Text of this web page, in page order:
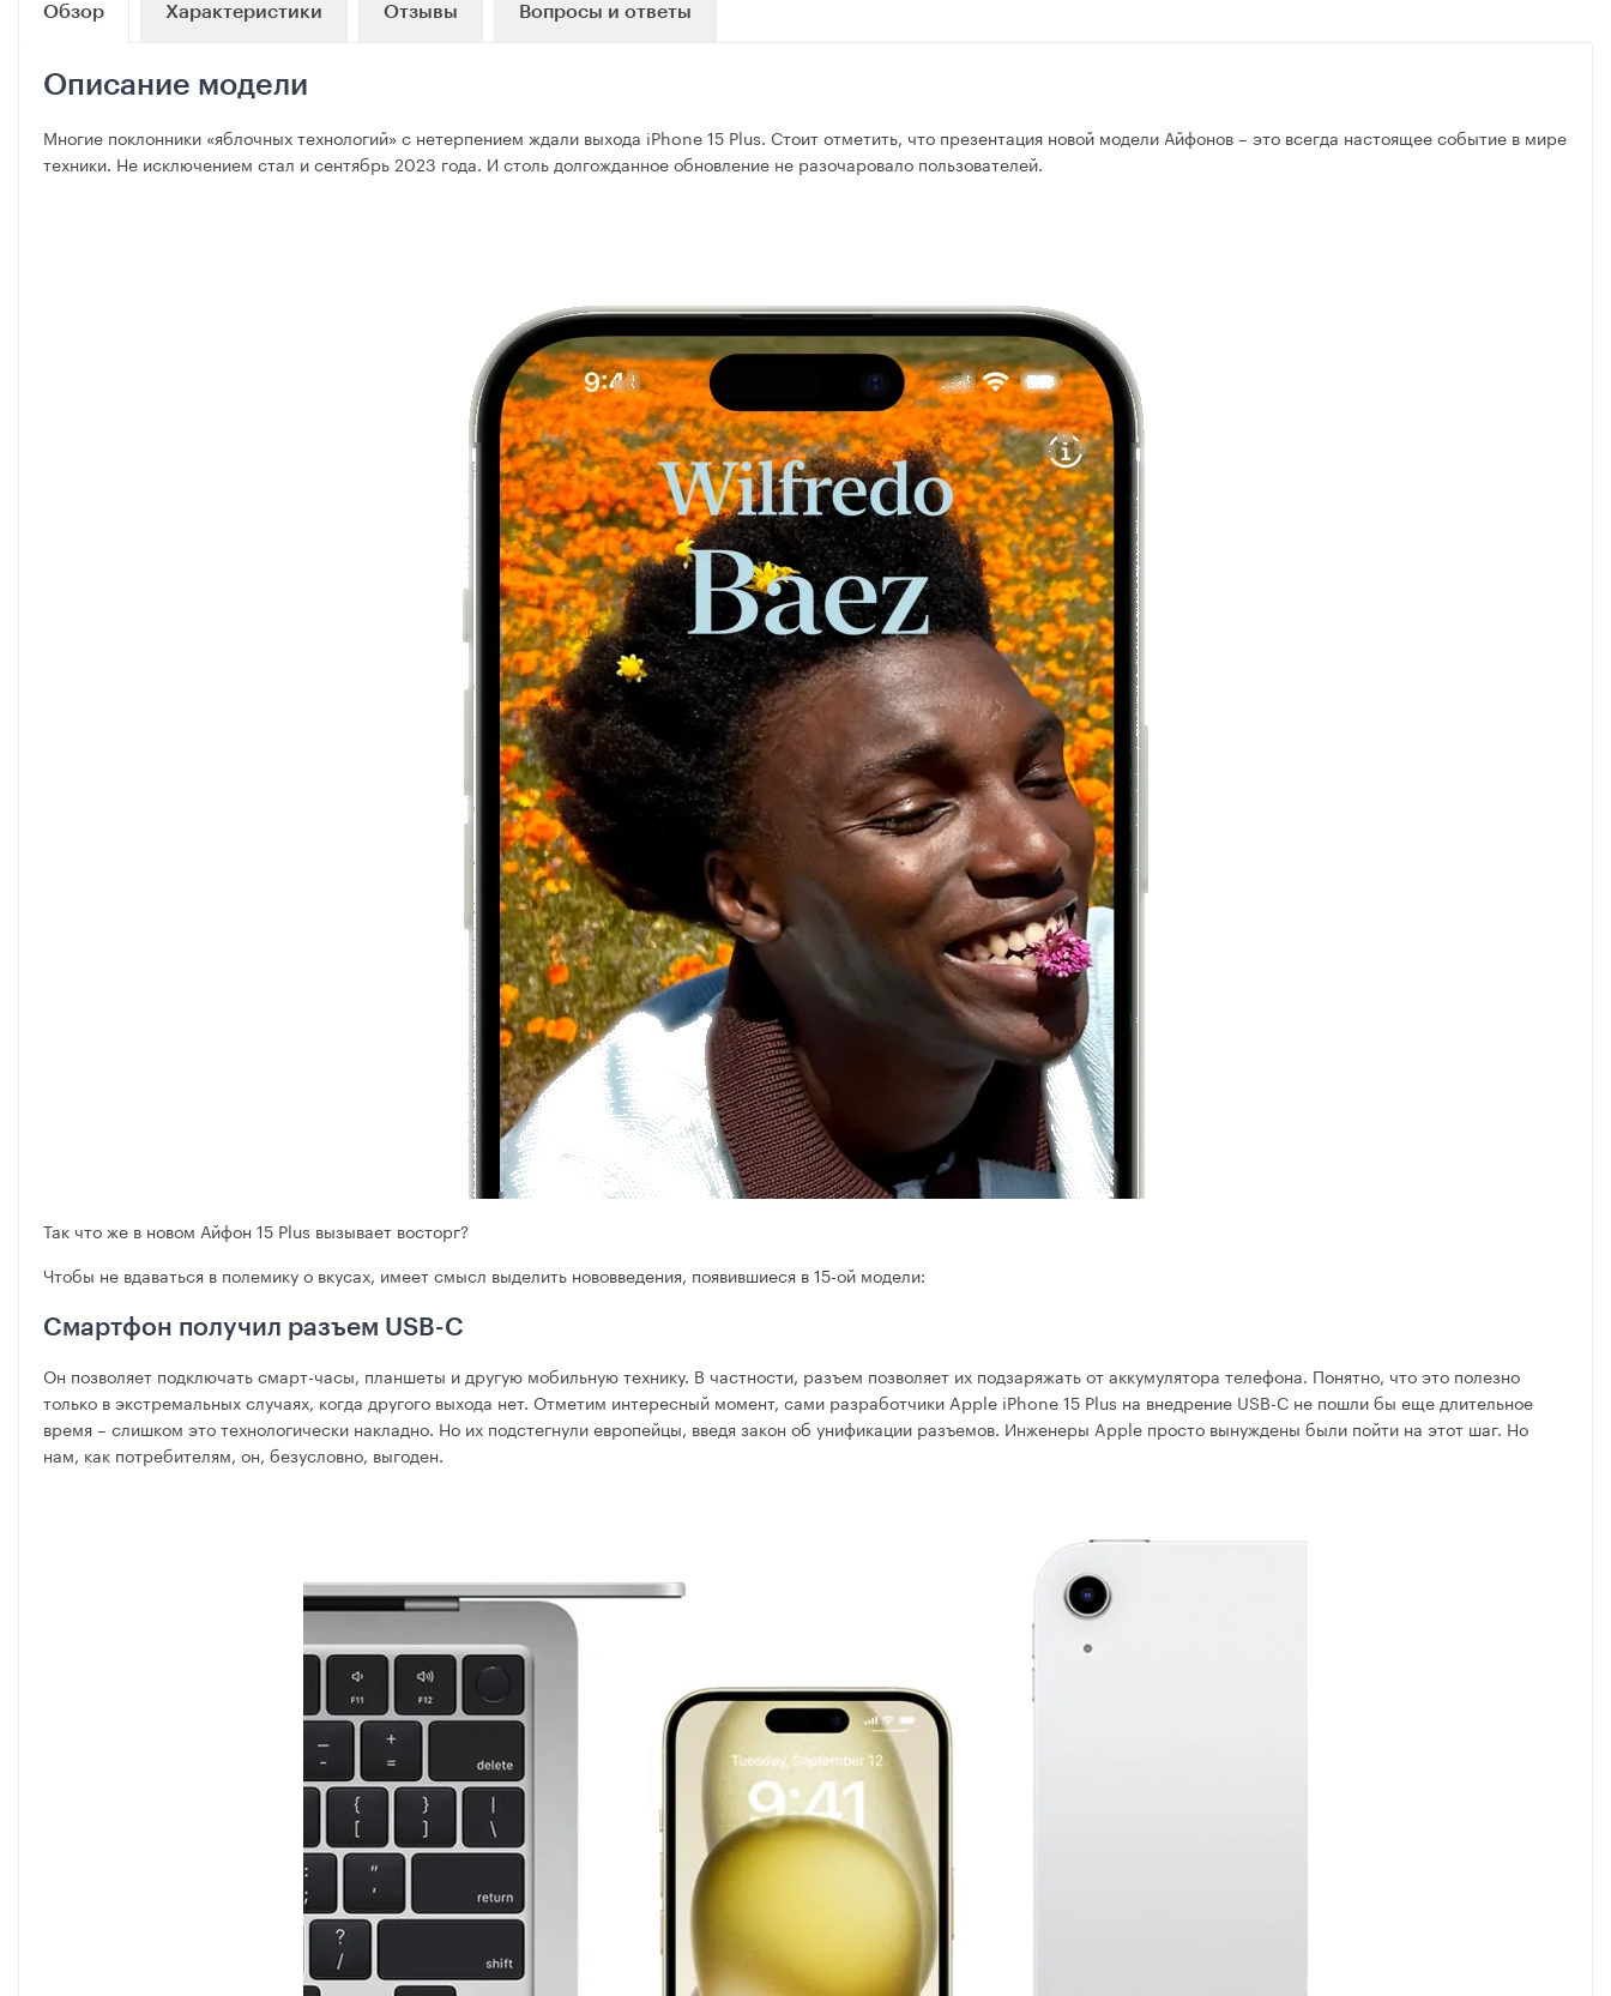
Обзор Характеристики Отзывы Вопросы и ответы
Описание модели
Многие поклонники «яблочных технологий» с нетерпением ждали выхода iPhone 15 Plus. Стоит отметить, что презентация новой модели Айфонов – это всегда настоящее событие в мире
техники. Не исключением стал и сентябрь 2023 года. И столь долгожданное обновление не разочаровало пользователей.
Так что же в новом Айфон 15 Plus вызывает восторг?
Чтобы не вдаваться в полемику о вкусах, имеет смысл выделить нововведения, появившиеся в 15-ой модели:
Смартфон получил разъем USB-C
Он позволяет подключать смарт-часы, планшеты и другую мобильную технику. В частности, разъем позволяет их подзаряжать от аккумулятора телефона. Понятно, что это полезно
только в экстремальных случаях, когда другого выхода нет. Отметим интересный момент, сами разработчики Apple iPhone 15 Plus на внедрение USB-C не пошли бы еще длительное
время – слишком это технологически накладно. Но их подстегнули европейцы, введя закон об унификации разъемов. Инженеры Apple просто вынуждены были пойти на этот шаг. Но
нам, как потребителям, он, безусловно, выгоден.